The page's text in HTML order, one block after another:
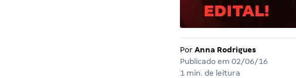
Por Anna Rodrigues
Publicado em 02/06/16
1 min. de leitura